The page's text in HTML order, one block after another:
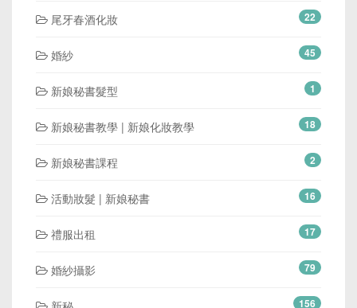
尾牙春酒化妝 22
婚紗 45
新娘秘書髮型 1
新娘秘書教學 | 新娘化妝教學 18
新娘秘書課程 2
活動妝髮 | 新娘秘書 16
禮服出租 17
婚紗攝影 79
156